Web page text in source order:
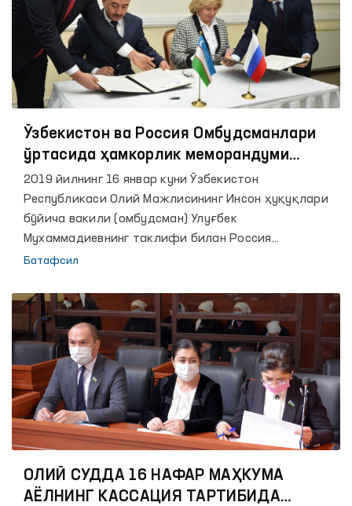
Ўзбекистон ва Россия Омбудсманлари
ўртасида ҳамкорлик меморандуми
имзоланди
2019 йилнинг 16 январ куни Ўзбекистон
Республикаси Олий Мажлисининг Инсон ҳуқуқлари
бўйича вакили (омбудсман) Улуғбек
Мухаммадиевнинг таклифи билан Россия
Федерациясининг Инсон ҳуқуқлари бўйича вакили
мамлакатимизда бўлди.
Батафсил
ОЛИЙ СУДДА 16 НАФАР МАҲКУМА
АЁЛНИНГ КАССАЦИЯ ТАРТИБИДА